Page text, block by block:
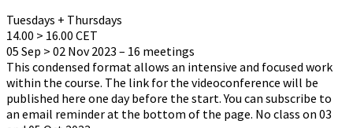
Tuesdays + Thursdays
14.00 > 16.00 CET
05 Sep > 02 Nov 2023 – 16 meetings
This condensed format allows an intensive and focused work
within the course. The link for the videoconference will be
published here one day before the start. You can subscribe to
an email reminder at the bottom of the page. No class on 03